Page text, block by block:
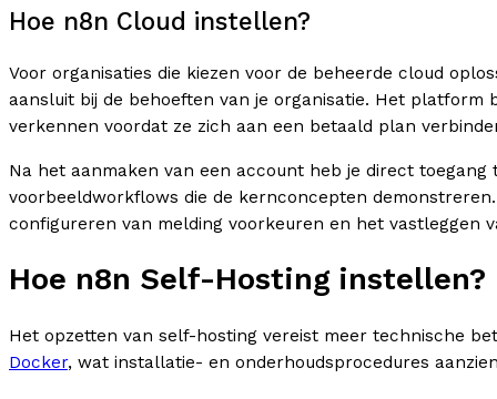
Hoe n8n Cloud instellen?
Voor organisaties die kiezen voor de beheerde cloud
aansluit bij de behoeften van je organisatie. Het
verkennen voordat ze zich aan een betaald plan
Na het aanmaken van een account heb je direct
voorbeeldworkflows die de kernconcepten
configureren van melding voorkeuren en het vastleggen
Hoe n8n Self-Hosting instellen?
Het opzetten van self-hosting vereist meer technische
Docker, wat installatie- en onderhoudsprocedures